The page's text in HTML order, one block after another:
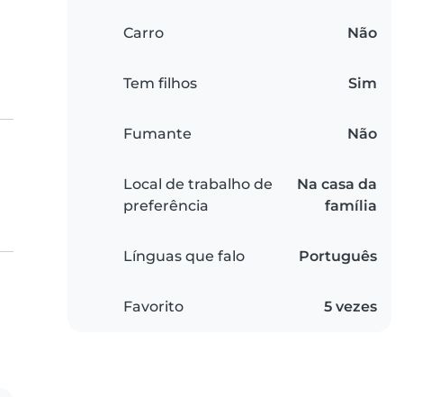
Carro Não
Tem filhos Sim
Fumante Não
Local de trabalho de
preferência
Na casa da
família
Línguas que falo Português
Favorito 5 vezes